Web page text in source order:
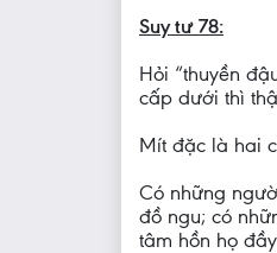
Suy tư 78:
Hỏi “thuyền
cấp dưới thì
Mít đặc là hai
Có những
đồ ngu; có
tâm hồn họ